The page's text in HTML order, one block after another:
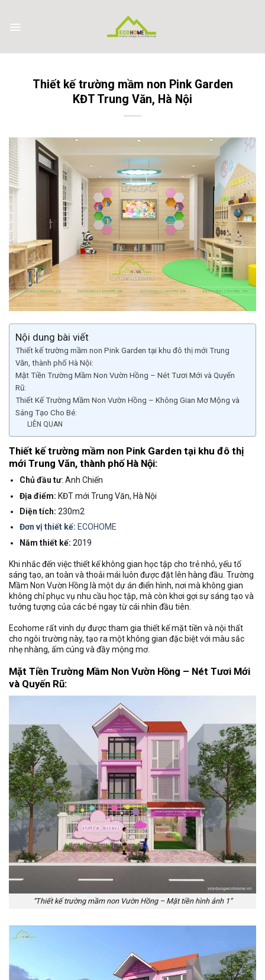
content
Thiết kế trường mầm non Pink Garden
KĐT Trung Văn, Hà Nội
Nội dung bài viết
Thiết kế trường mầm non Pink Garden tại khu đô thị mới Trung
Văn, thành phố Hà Nội:
Mặt Tiền Trường Mầm Non Vườn Hồng – Nét Tươi Mới và Quyến
Rũ:
Thiết Kế Trường Mầm Non Vườn Hồng – Không Gian Mơ Mộng và
Sáng Tạo Cho Bé:
LIÊN QUAN
Thiết kế trường mầm non Pink Garden tại khu đô thị
mới Trung Văn, thành phố Hà Nội:
Chủ đầu tư: Anh Chiến
Địa điểm: KĐT mới Trung Văn, Hà Nội
Diện tích: 230m2
Đơn vị thiết kế: ECOHOME
Năm thiết kế: 2019
Khi nhắc đến việc thiết kế không gian học tập cho trẻ nhỏ, yếu tố
sáng tạo, an toàn và thoải mái luôn được đặt lên hàng đầu. Trường
Mầm Non Vườn Hồng là một dự án điển hình, nơi mà không gian
không chỉ phục vụ nhu cầu học tập, mà còn khơi gợi sự sáng tạo và
tưởng tượng của các bé ngay từ cái nhìn đầu tiên.
Ecohome rất vinh dự được tham gia thiết kế mặt tiền và nội thất
cho ngôi trường này, tạo ra một không gian đặc biệt với màu sắc
nhẹ nhàng, ấm cúng và đầy mộng mơ.
Mặt Tiền Trường Mầm Non Vườn Hồng – Nét Tươi Mới
và Quyến Rũ:
“Thiết kế trường mầm non Vườn Hồng – Mặt tiền hình ảnh 1”